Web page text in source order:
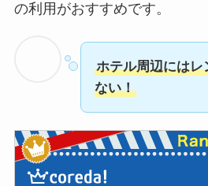
の利用がおすすめです。
ホテル周辺にはレ
ない！